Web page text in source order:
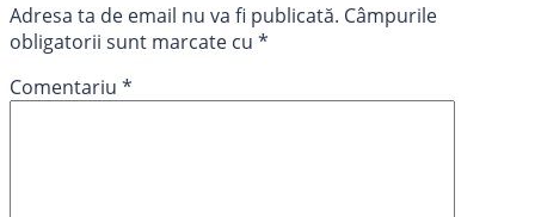
Adresa ta de email nu va fi publicată. Câmpurile
obligatorii sunt marcate cu *
Comentariu *